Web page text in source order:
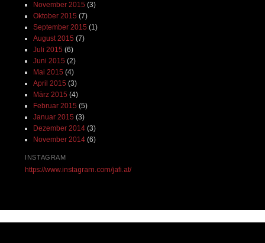
November 2015 (3)
Oktober 2015 (7)
September 2015 (1)
August 2015 (7)
Juli 2015 (6)
Juni 2015 (2)
Mai 2015 (4)
April 2015 (3)
März 2015 (4)
Februar 2015 (5)
Januar 2015 (3)
Dezember 2014(3)
November 2014(6)
INSTAGRAM
https://www.instagram.com/jafi.at/